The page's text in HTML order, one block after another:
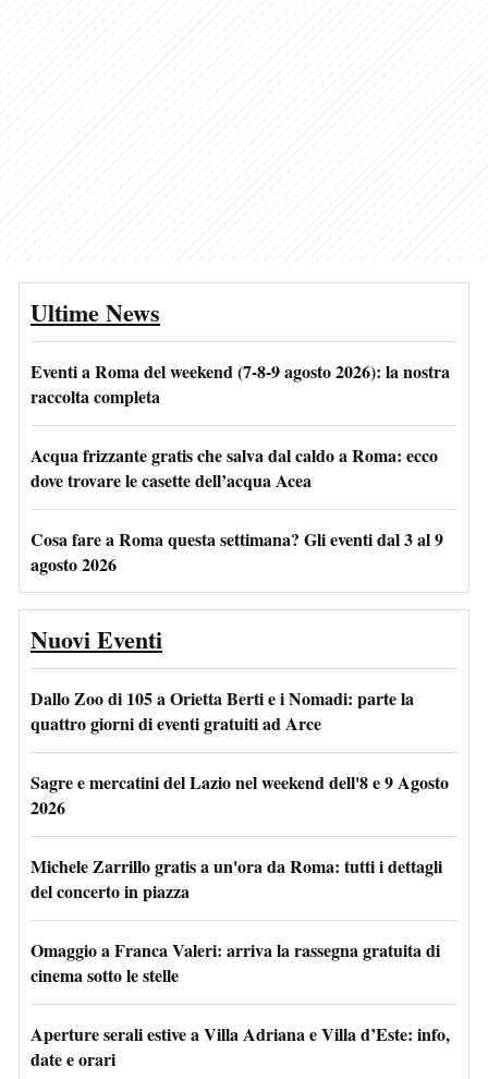
Ultime News
Eventi a Roma del weekend (7-8-9 agosto 2026): la nostra
raccolta completa
Acqua frizzante gratis che salva dal caldo a Roma: ecco
dove trovare le casette dell’acqua Acea
Cosa fare a Roma questa settimana? Gli eventi dal 3 al 9
agosto 2026
Nuovi Eventi
Dallo Zoo di 105 a Orietta Berti e i Nomadi: parte la
quattro giorni di eventi gratuiti ad Arce
Sagre e mercatini del Lazio nel weekend dell'8 e 9 Agosto
2026
Michele Zarrillo gratis a un'ora da Roma: tutti i dettagli
del concerto in piazza
Omaggio a Franca Valeri: arriva la rassegna gratuita di
cinema sotto le stelle
Aperture serali estive a Villa Adriana e Villa d’Este: info,
date e orari